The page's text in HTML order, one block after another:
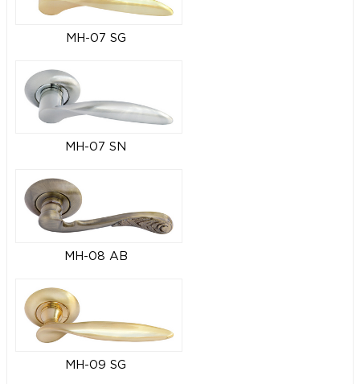
MH-07 SG
MH-07 SN
MH-08 AB
MH-09 SG